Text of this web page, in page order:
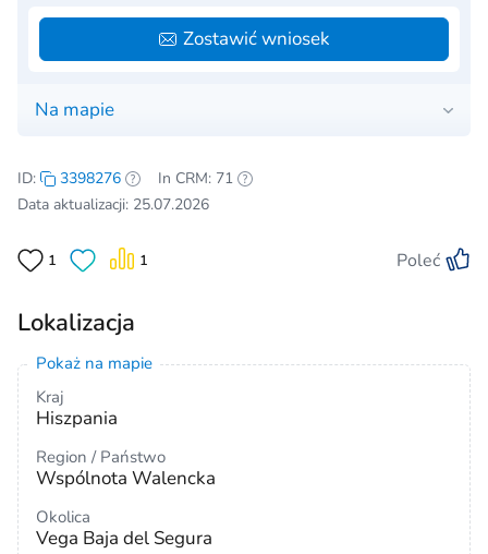
Na mapie
Zostawić wniosek
ID: 3398276
In CRM: 71
Data aktualizacji: 25.07.2026
1 1 Poleć
Lokalizacja
Pokaż na mapie
Kraj
Hiszpania
Region / Państwo
Wspólnota Walencka
Okolica
Vega Baja del Segura